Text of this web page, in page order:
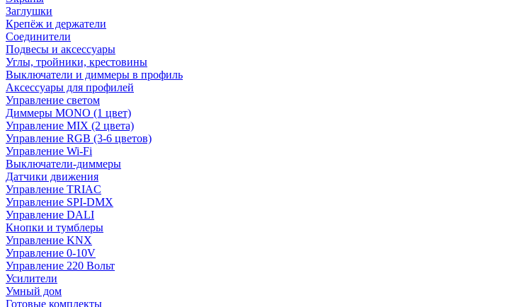
Заглушки
Крепёж и держатели
Соединители
Подвесы и аксессуары
Углы, тройники, крестовины
Выключатели и диммеры в профиль
Аксессуары для профилей
Управление светом
Диммеры MONO (1 цвет)
Управление MIX (2 цвета)
Управление RGB (3-6 цветов)
Управление Wi-Fi
Выключатели-диммеры
Датчики движения
Управление TRIAC
Управление SPI-DMX
Управление DALI
Кнопки и тумблеры
Управление KNX
Управление 0-10V
Управление 220 Вольт
Усилители
Умный дом
Готовые комплекты